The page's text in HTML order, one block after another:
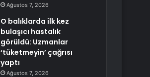
Ağustos 7, 2026
O balıklarda ilk kez
bulaşıcı hastalık
görüldü: Uzmanlar
‘tüketmeyin’ çağrısı
yaptı
Ağustos 7, 2026